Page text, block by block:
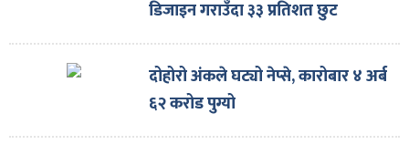
डिजाइन गराउँदा ३३ प्रतिशत छुट
दोहोरो अंकले घट्यो नेप्से, कारोबार ४ अर्ब
६२ करोड पुग्यो